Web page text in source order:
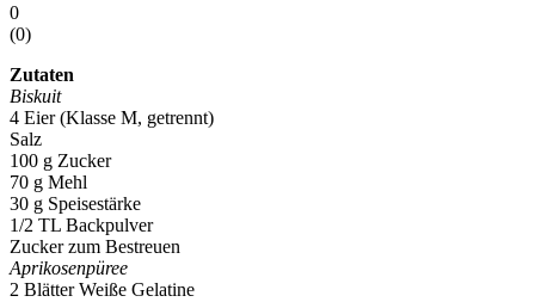
0
(0)
Zutaten
Biskuit
4 Eier (Klasse M, getrennt)
Salz
100 g Zucker
70 g Mehl
30 g Speisestärke
1/2 TL Backpulver
Zucker zum Bestreuen
Aprikosenpüree
2 Blätter Weiße Gelatine